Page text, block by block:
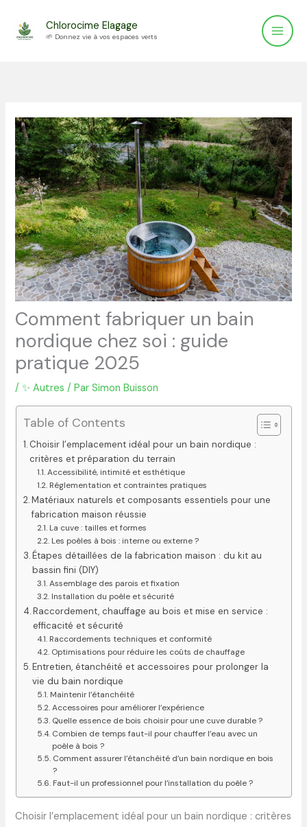
Chlorocime Elagage
🌱 Donnez vie à vos espaces verts
Comment fabriquer un bain
nordique chez soi : guide
pratique 2025
/✨ Autres / ParSimon Buisson
Table of Contents
Choisir l’emplacement idéal pour un bain nordique :
critères et préparation du terrain
Accessibilité, intimité et esthétique
Réglementation et contraintes pratiques
Matériaux naturels et composants essentiels pour une
fabrication maison réussie
La cuve : tailles et formes
Les poêles à bois : interne ou externe ?
Étapes détaillées de la fabrication maison : du kit au
bassin fini (DIY)
Assemblage des parois et fixation
Installation du poêle et sécurité
Raccordement, chauffage au bois et mise en service :
efficacité et sécurité
Raccordements techniques et conformité
Optimisations pour réduire les coûts de chauffage
Entretien, étanchéité et accessoires pour prolonger la
vie du bain nordique
Maintenir l’étanchéité
Accessoires pour améliorer l’expérience
Quelle essence de bois choisir pour une cuve durable ?
Combien de temps faut-il pour chauffer l’eau avec un
poêle à bois ?
Comment assurer l’étanchéité d’un bain nordique en bois
?
Faut-il un professionnel pour l’installation du poêle ?
Choisir l’emplacement idéal pour un bain nordique : critères